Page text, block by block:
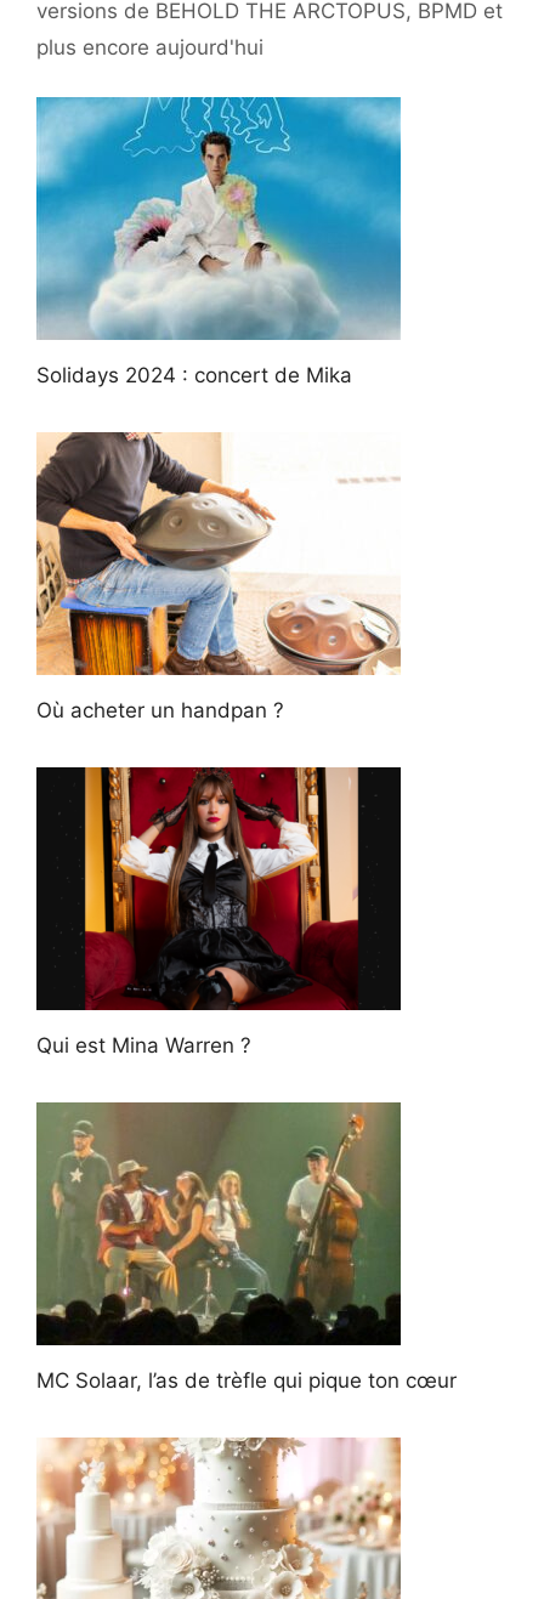
versions de BEHOLD THE ARCTOPUS, BPMD et
plus encore aujourd'hui
Solidays 2024 : concert de Mika
Où acheter un handpan ?
Qui est Mina Warren ?
MC Solaar, l’as de trèfle qui pique ton cœur